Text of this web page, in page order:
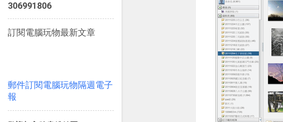
306991806
訂閱電腦玩物最新文章
郵件訂閱電腦玩物隔週電子
報